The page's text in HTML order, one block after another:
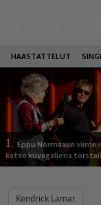
HAASTATTELUT
1. Eppu Normaalin
katso kuvagalleria
Kendrick Lamar